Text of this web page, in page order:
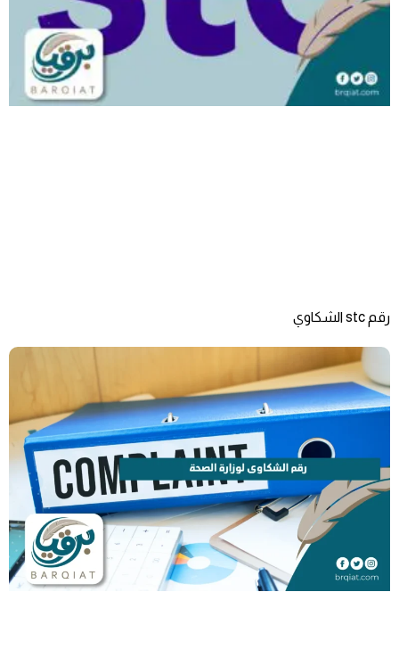
رقم stc الشكاوي